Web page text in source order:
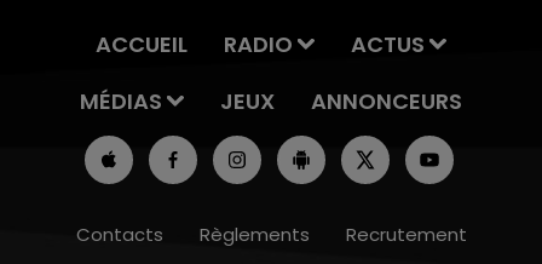
ACCUEIL RADIO
ACTUS
MÉDIAS
JEUX ANNONCEURS
Contacts Règlements Recrutement